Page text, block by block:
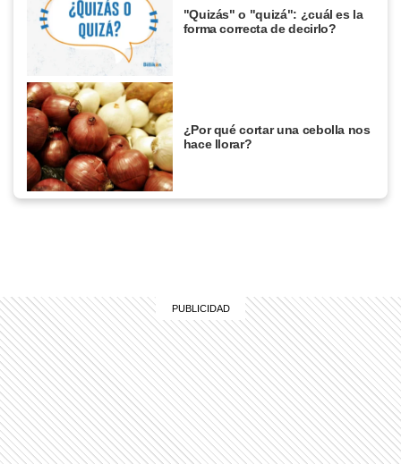
"Quizás" o "quizá": ¿cuál es la
forma correcta de decirlo?
¿Por qué cortar una cebolla nos
hace llorar?